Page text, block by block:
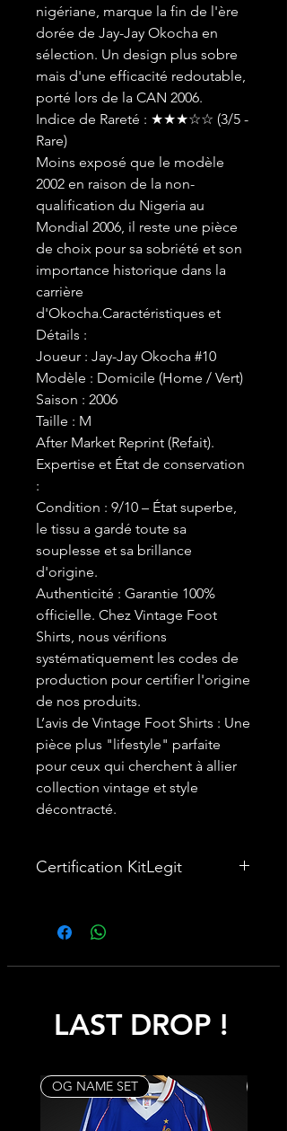
nigériane, marque la fin de l'ère
dorée de Jay-Jay Okocha en
sélection. Un design plus sobre
mais d'une efficacité redoutable,
porté lors de la CAN 2006.
Indice de Rareté : ★★★☆☆ (3/5 -
Rare)
Moins exposé que le modèle
2002 en raison de la non-
qualification du Nigeria au
Mondial 2006, il reste une pièce
de choix pour sa sobriété et son
importance historique dans la
carrière
d'Okocha.Caractéristiques et
Détails :
Joueur : Jay-Jay Okocha #10
Modèle : Domicile (Home / Vert)
Saison : 2006
Taille : M
After Market Reprint (Refait).
Expertise et État de conservation
:
Condition : 9/10 – État superbe,
le tissu a gardé toute sa
souplesse et sa brillance
d'origine.
Authenticité : Garantie 100%
officielle. Chez Vintage Foot
Shirts, nous vérifions
systématiquement les codes de
production pour certifier l'origine
de nos produits.
L’avis de Vintage Foot Shirts : Une
pièce plus "lifestyle" parfaite
pour ceux qui cherchent à allier
collection vintage et style
décontracté.
Certification KitLegit
Certificat d'Authenticité
garantissant son statut de pièce
LAST DROP !
OG NAME SET